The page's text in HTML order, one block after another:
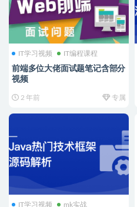
IT学习视频 IT编程课程
前端多位大佬面试题笔记含部分
视频
2 年前 专属
IT学习视频 mk实战